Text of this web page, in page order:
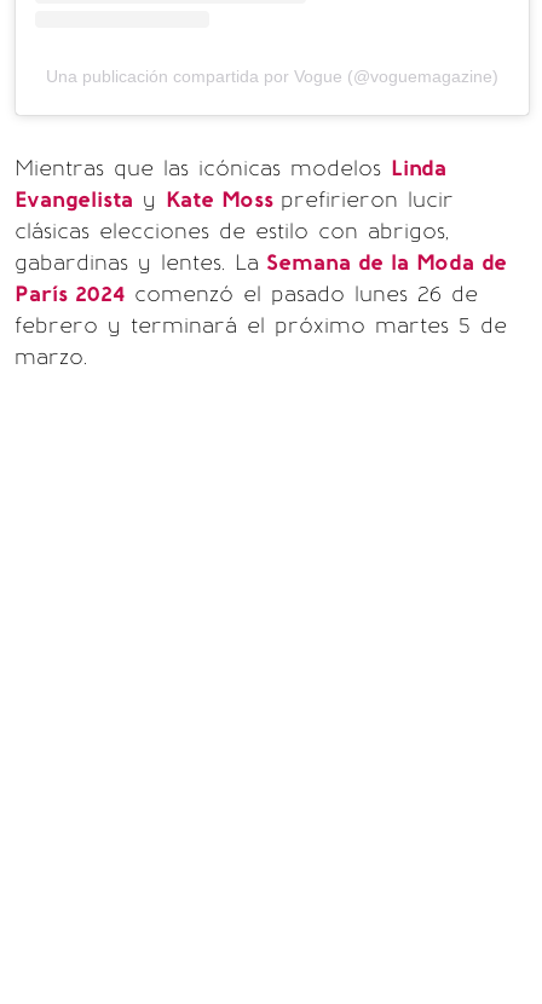
Una publicación compartida por Vogue (@voguemagazine)
Mientras que las icónicas modelos Linda
Evangelista y Kate Moss prefirieron lucir
clásicas elecciones de estilo con abrigos,
gabardinas y lentes. La Semana de la Moda de
París 2024 comenzó el pasado lunes 26 de
febrero y terminará el próximo martes 5 de
marzo.